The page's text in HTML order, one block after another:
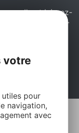
votre
pour
navigation,
avec
et laissez-
de votre séjour